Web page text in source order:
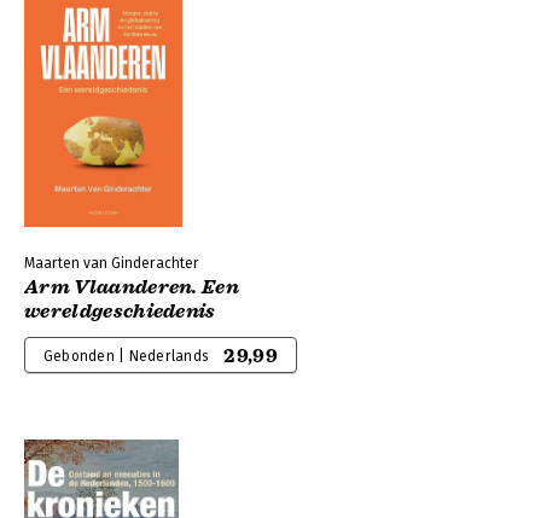
Maarten van Ginderachter
Arm Vlaanderen. Een
wereldgeschiedenis
Gebonden | Nederlands 29,99